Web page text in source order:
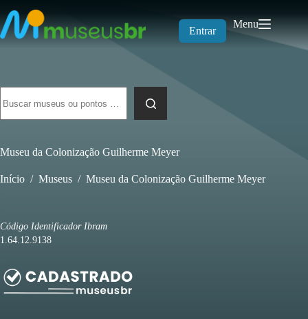
para
o
conteúdo
Entrar
Menu
resultados
Museu da Colonização Guilherme Meyer
Início / Museus / Museu da Colonização Guilherme Meyer
Código Identificador Ibram
1.64.12.9138